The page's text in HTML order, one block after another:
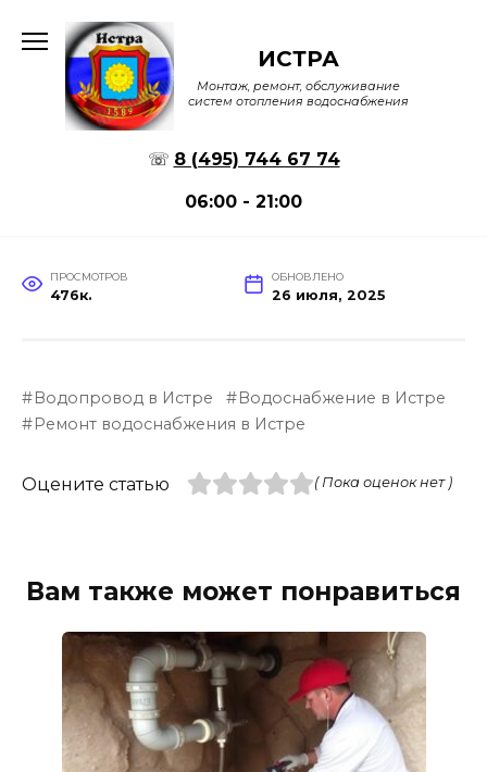
содержанию
ИСТРА
Монтаж, ремонт, обслуживание
систем отопления водоснабжения
☏ 8 (495) 744 67 74
06:00 - 21:00
ПРОСМОТРОВ
476к.
ОБНОВЛЕНО
26 июля, 2025
Водопровод в Истре
Водоснабжение в Истре
Ремонт водоснабжения в Истре
Оцените статью ( Пока оценок нет )
Вам также может понравиться